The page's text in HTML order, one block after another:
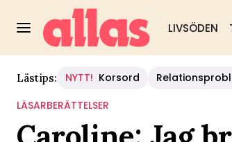
LIVSÖDEN
Lästips: NYTT! Korsord
LÄSARBERÄTTELSER